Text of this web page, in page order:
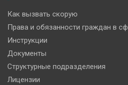
Как вызвать скорую
Права и обязанности граждан в
Инструкции
Документы
Структурные подразделения
Лицензии